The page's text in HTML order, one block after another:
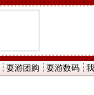
耍游团购 耍游数码